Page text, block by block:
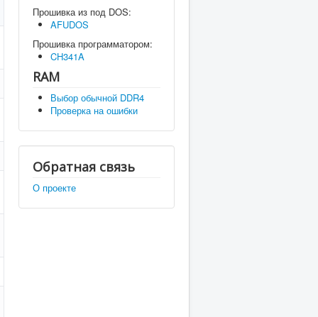
Прошивка из под DOS:
AFUDOS
Прошивка программатором:
CH341A
RAM
Выбор обычной DDR4
Проверка на ошибки
Обратная связь
О проекте